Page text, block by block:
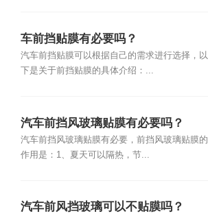
车前挡贴膜有必要吗？
汽车前挡贴膜可以根据自己的需求进行选择，以
下是关于前挡贴膜的具体介绍：...
汽车前挡风玻璃贴膜有必要吗？
汽车前挡风玻璃贴膜有必要，前挡风玻璃贴膜的
作用是：1、夏天可以隔热，节...
汽车前风挡玻璃可以不贴膜吗？